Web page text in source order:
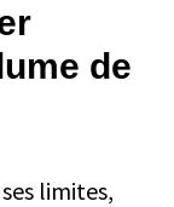
de
limites,